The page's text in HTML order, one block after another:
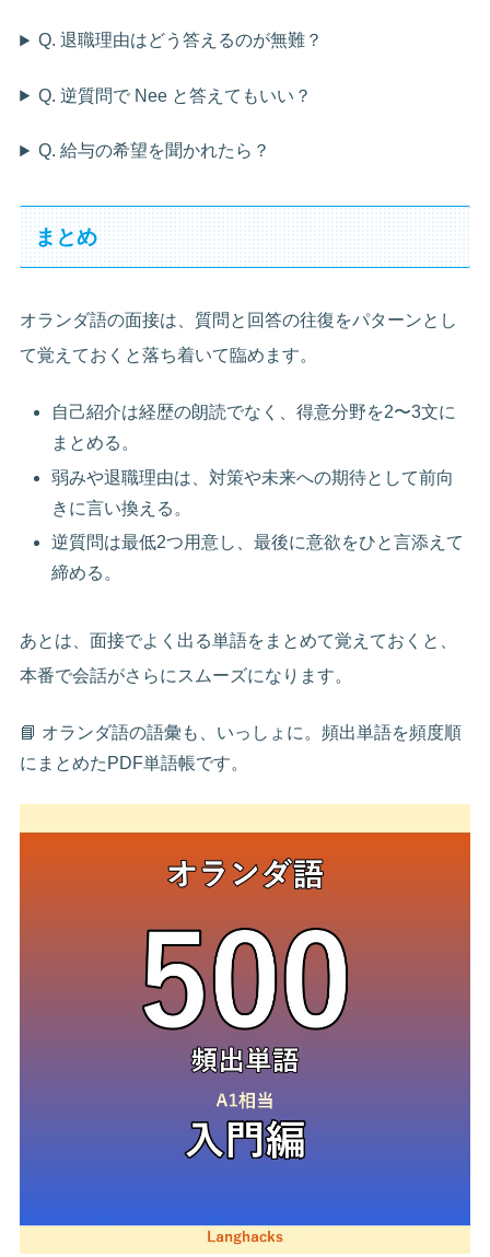
Q. 退職理由はどう答えるのが無難？
Q. 逆質問で Nee と答えてもいい？
Q. 給与の希望を聞かれたら？
まとめ
オランダ語の面接は、質問と回答の往復をパターンとし
て覚えておくと落ち着いて臨めます。
自己紹介は経歴の朗読でなく、得意分野を2〜3文に
まとめる。
弱みや退職理由は、対策や未来への期待として前向
きに言い換える。
逆質問は最低2つ用意し、最後に意欲をひと言添えて
締める。
あとは、面接でよく出る単語をまとめて覚えておくと、
本番で会話がさらにスムーズになります。
📘 オランダ語の語彙も、いっしょに。頻出単語を頻度順
にまとめたPDF単語帳です。